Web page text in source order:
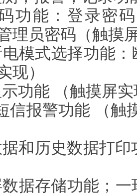
功能：登录密
理员密码（触摸
模式选择功能
现）
功能 （触摸屏
短信报警
据和历史数据
数据存储功能；